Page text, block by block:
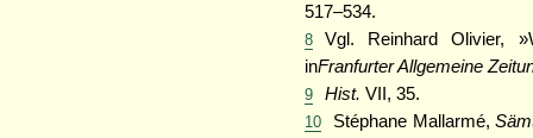
517–534.
8
Vgl. Reinhard Olivier,
inFranfurter Allgemeine
9 Hist. VII, 35.
10 Stéphane Mallarmé,